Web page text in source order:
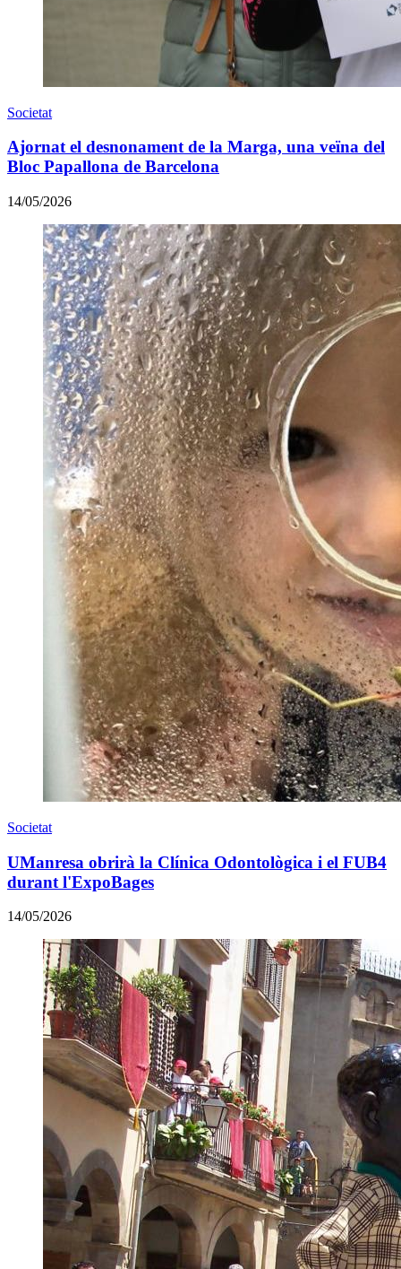
Societat
Ajornat el desnonament de la Marga, una veïna del
Bloc Papallona de Barcelona
14/05/2026
Societat
UManresa obrirà la Clínica Odontològica i el FUB4
durant l'ExpoBages
14/05/2026